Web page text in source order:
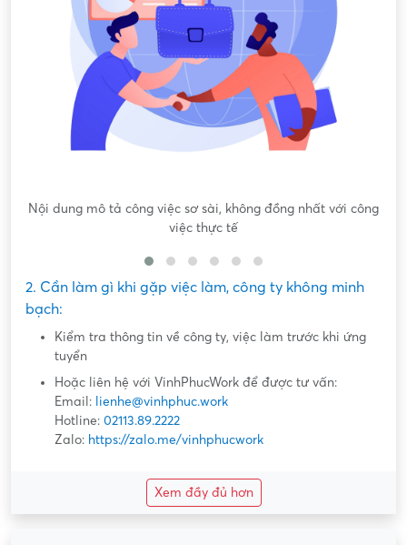
Nội dung mô tả công việc sơ sài, không đồng nhất với công
việc thực tế
2. Cần làm gì khi gặp việc làm, công ty không minh
bạch:
Kiểm tra thông tin về công ty, việc làm trước khi ứng
tuyển
Hoặc liên hệ với VinhPhucWork để được tư vấn:
Email: lienhe@vinhphuc.work
Hotline: 02113.89.2222
Zalo: https://zalo.me/vinhphucwork
Xem đầy đủ hơn